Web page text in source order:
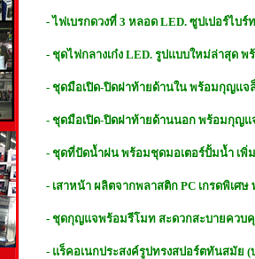
- ไฟเบรกดวงที่ 3 หลอด LED. ซูปเปอร์ไบร์ท
- ชุดไฟกลางเก๋ง LED. รูปแบบใหม่ล่าสุด พ
- ชุดมือเปิด-ปิดฝาท้ายด้านใน พร้อมกุญแจ
- ชุดมือเปิด-ปิดฝาท้ายด้านนอก พร้อมกุญแ
- ชุดที่ปัดน้ำฝน พร้อมชุดมอเตอร์ปั้มน้ำ เ
- เสาหน้า ผลิตจากพลาสติก PC เกรดพิเศ
- ชุดกุญแจพร้อมรีโมท สะดวกสะบายคว
- แร็คอเนกประสงค์รูปทรงสปอร์ตทันสมัย (